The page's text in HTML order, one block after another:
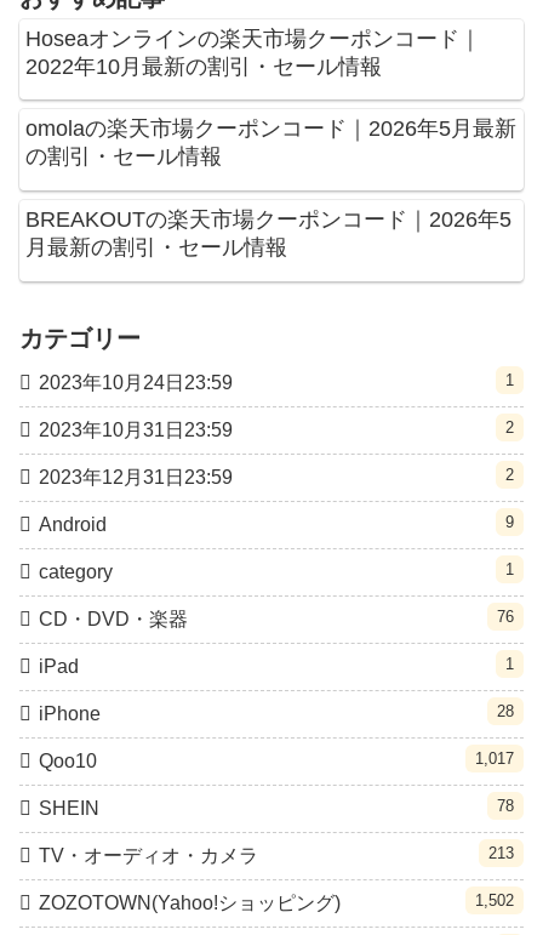
Hoseaオンラインの楽天市場クーポンコード｜
2022年10月最新の割引・セール情報
omolaの楽天市場クーポンコード｜2026年5月最新
の割引・セール情報
BREAKOUTの楽天市場クーポンコード｜2026年5
月最新の割引・セール情報
カテゴリー
2023年10月24日23:59 1
2023年10月31日23:59 2
2023年12月31日23:59 2
Android 9
category 1
CD・DVD・楽器 76
iPad 1
iPhone 28
Qoo10 1,017
SHEIN 78
TV・オーディオ・カメラ 213
ZOZOTOWN(Yahoo!ショッピング) 1,502